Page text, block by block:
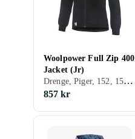
Woolpower Full Zip 400
Jacket (Jr)
Drenge, Piger, 152, 158, 164, 122, 128, 134, 140, 146, 86, 92, 98, 104, 110, 116
857 kr